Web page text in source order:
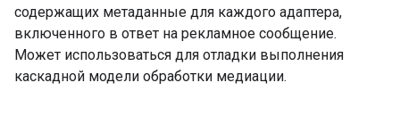
содержащих метаданные для каждого адаптера,
включенного в ответ на рекламное сообщение.
Может использоваться для отладки выполнения
каскадной модели обработки медиации.